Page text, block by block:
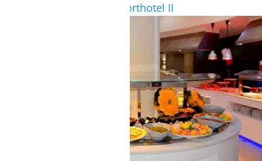
Hauptrestaurant im Komforthotel II